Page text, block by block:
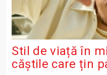
Stil de viață în
căștile care țin